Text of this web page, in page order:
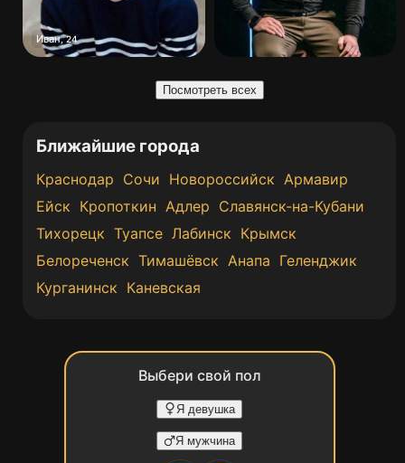
Иван,24
Посмотреть всех
Ближайшие города
Краснодар Сочи Новороссийск Армавир
Ейск Кропоткин Адлер Славянск-на-Кубани
Тихорецк Туапсе Лабинск Крымск
Белореченск Тимашёвск Анапа Геленджик
Курганинск Каневская
Выбери свой пол
Я девушка
Я мужчина